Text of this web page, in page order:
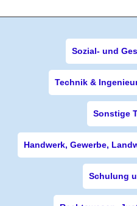
Sozial- und
Technik &
Sonstige
Handwerk, Gewerbe,
Schulung